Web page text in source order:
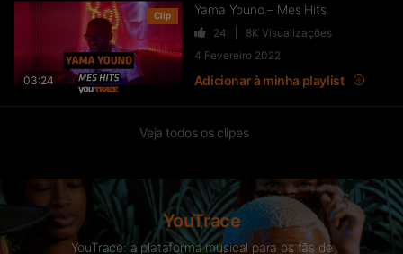
03:24
Clip Yama Youno – Mes Hits
24 8K Visualizações
4 Fevereiro 2022
Adicionar à minha playlist
Veja todos os clipes
YouTrace
YouTrace: a plataforma musical para os fãs de